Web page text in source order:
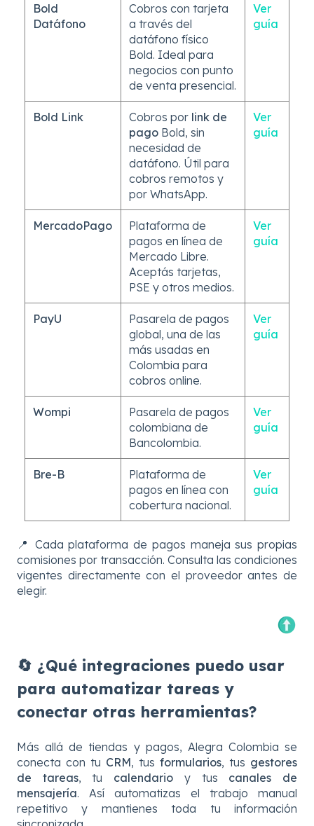
Bold
Datáfono
Cobros con tarjeta
a través del
datáfono físico
Bold. Ideal para
negocios con punto
de venta presencial.
Ver
guía
Bold Link Cobros por link de
pago Bold, sin
necesidad de
datáfono. Útil para
cobros remotos y
por WhatsApp.
Ver
guía
MercadoPago
Plataforma de
pagos en línea de
Mercado Libre.
Aceptás tarjetas,
PSE y otros medios.
Ver
guía
PayU
Pasarela de pagos
global, una de las
más usadas en
Colombia para
cobros online.
Ver
guía
Wompi
Pasarela de pagos
colombiana de
Bancolombia.
Ver
guía
Bre-B
Plataforma de
pagos en línea con
cobertura nacional.
Ver
guía
📍 Cada plataforma de pagos maneja sus propias
comisiones por transacción. Consulta las condiciones
vigentes directamente con el proveedor antes de
elegir.
🔄 ¿Qué integraciones puedo usar
para automatizar tareas y
conectar otras herramientas?
Más allá de tiendas y pagos, Alegra Colombia se
conecta con tu CRM, tus formularios, tus gestores
de tareas, tu calendario y tus canales de
mensajería. Así automatizas el trabajo manual
repetitivo y mantienes toda tu información